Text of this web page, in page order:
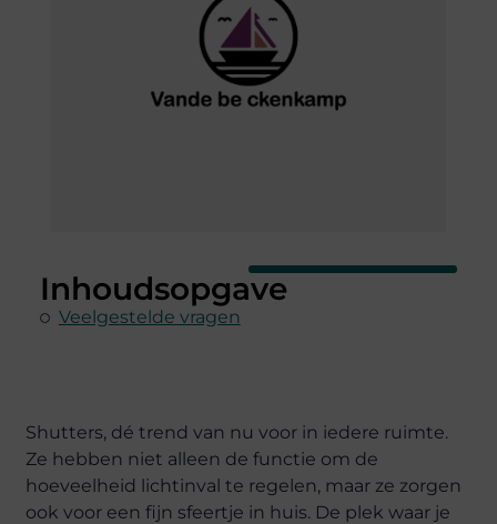
Inhoudsopgave
Veelgestelde vragen
Shutters, dé trend van nu voor in iedere ruimte.
Ze hebben niet alleen de functie om de
hoeveelheid lichtinval te regelen, maar ze zorgen
ook voor een fijn sfeertje in huis. De plek waar je